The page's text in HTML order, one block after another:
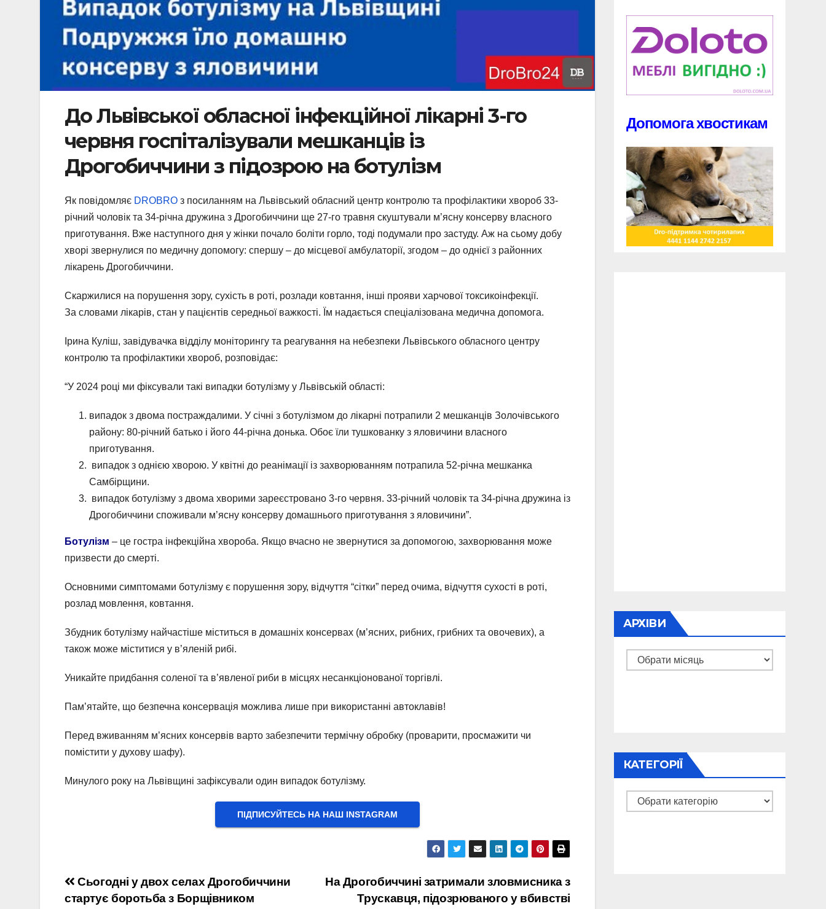
До Львівської обласної інфекційної лікарні 3-го
червня госпіталізували мешканців із
Дрогобиччини з підозрою на ботулізм
Як повідомляє DROBRO з посиланням на Львівський обласний центр контролю та профілактики хвороб 33-
річний чоловік та 34-річна дружина з Дрогобиччини ще 27-го травня скуштували м’ясну консерву власного
приготування. Вже наступного дня у жінки почало боліти горло, тоді подумали про застуду. Аж на сьому добу
хворі звернулися по медичну допомогу: спершу – до місцевої амбулаторії, згодом – до однієї з районних
лікарень Дрогобиччини.
Скаржилися на порушення зору, сухість в роті, розлади ковтання, інші прояви харчової токсикоінфекції.
За словами лікарів, стан у пацієнтів середньої важкості. Їм надається спеціалізована медична допомога.
Ірина Куліш, завідувачка відділу моніторингу та реагування на небезпеки Львівського обласного центру
контролю та профілактики хвороб, розповідає:
“У 2024 році ми фіксували такі випадки ботулізму у Львівській області:
випадок з двома постраждалими. У січні з ботулізмом до лікарні потрапили 2 мешканців Золочівського
району: 80-річний батько і його 44-річна донька. Обоє їли тушкованку з яловичини власного
приготування.
випадок з однією хворою. У квітні до реанімації із захворюванням потрапила 52-річна мешканка
Самбірщини.
випадок ботулізму з двома хворими зареєстровано 3-го червня. 33-річний чоловік та 34-річна дружина із
Дрогобиччини споживали м’ясну консерву домашнього приготування з яловичини”.
Ботулізм – це гостра інфекційна хвороба. Якщо вчасно не звернутися за допомогою, захворювання може
призвести до смерті.
Основними симптомами ботулізму є порушення зору, відчуття “сітки” перед очима, відчуття сухості в роті,
розлад мовлення, ковтання.
Збудник ботулізму найчастіше міститься в домашніх консервах (м’ясних, рибних, грибних та овочевих), а
також може міститися у в’яленій рибі.
Уникайте придбання соленої та в’явленої риби в місцях несанкціонованої торгівлі.
Пам’ятайте, що безпечна консервація можлива лише при використанні автоклавів!
Перед вживанням м’ясних консервів варто забезпечити термічну обробку (проварити, просмажити чи
помістити у духову шафу).
Минулого року на Львівщині зафіксували один випадок ботулізму.
ПІДПИСУЙТЕСЬ НА НАШ INSTAGRAM
Навігація
На Дрогобиччині затримали зловмисника з
Трускавця, підозрюваного у вбивстві
Сьогодні у двох селах Дрогобиччини
стартує боротьба з Борщівником
Допомога хвостикам
АРХІВИ
Архіви
КАТЕГОРІЇ
Категорії